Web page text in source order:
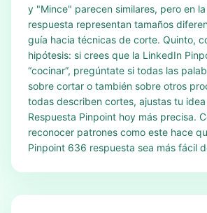
y "Mince" parecen similares, pero en
respuesta representan tamaños
guía hacia técnicas de corte. Quinto,
hipótesis: si crees que la LinkedIn
“cocinar”, pregúntate si todas las
sobre cortar o también sobre otros
todas describen cortes, ajustas tu
Respuesta Pinpoint hoy más precisa.
reconocer patrones como este hace
Pinpoint 636 respuesta sea más fácil